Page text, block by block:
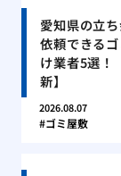
愛知県の立
依頼できる
け業者5選！
新】
2026.08.07
ゴミ屋敷